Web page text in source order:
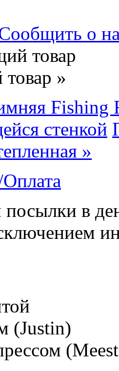
о
товар
»
Fishing
стенкой
»
в
(Justin)